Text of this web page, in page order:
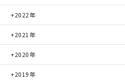
2022年
2021年
2020年
2019年